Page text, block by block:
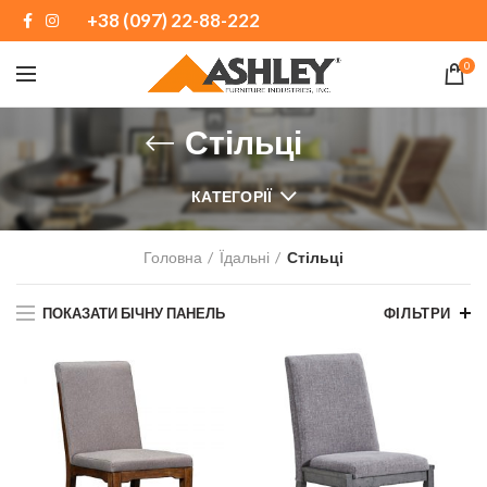
+38 (097) 22-88-222
0
Стільці
КАТЕГОРІЇ
Головна Їдальні Стільці
ПОКАЗАТИ БІЧНУ ПАНЕЛЬ ФІЛЬТРИ